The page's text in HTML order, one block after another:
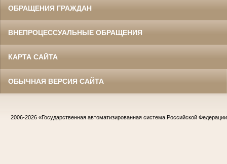
ОБРАЩЕНИЯ ГРАЖДАН
ВНЕПРОЦЕССУАЛЬНЫЕ ОБРАЩЕНИЯ
КАРТА САЙТА
ОБЫЧНАЯ ВЕРСИЯ САЙТА
2006-2026 «Государственная автоматизированная система Российской